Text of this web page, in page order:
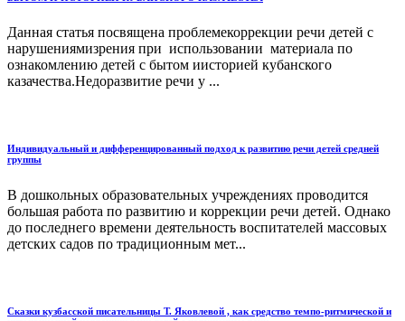
Данная статья посвящена проблемекоррекции речи детей с
нарушениямизрения при использовании материала по
ознакомлению детей с бытом иисторией кубанского
казачества.Недоразвитие речи у ...
Индивидуальный и дифференцированный подход к развитию речи детей средней
группы
В дошкольных образовательных учреждениях проводится
большая работа по развитию и коррекции речи детей. Однако
до последнего времени деятельность воспитателей массовых
детских садов по традиционным мет...
Сказки кузбасской писательницы Т. Яковлевой , как средство темпо-ритмической и